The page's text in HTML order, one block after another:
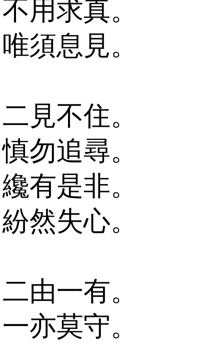
不用求真。
唯須息見。
二見不住。
慎勿追尋。
纔有是非。
紛然失心。
二由一有。
一亦莫守。